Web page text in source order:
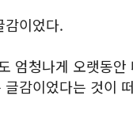
감이었다.
엄청나게 오랫동안
감이었다는 것이